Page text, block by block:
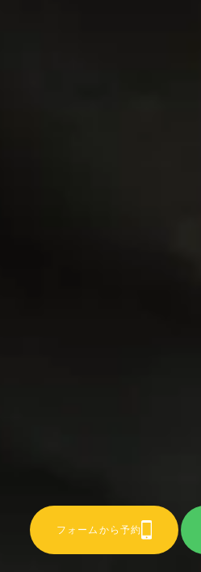
フォームから予約